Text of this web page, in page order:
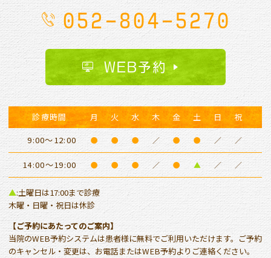
052-804-5270
WEB予約
診療時間 月 火 水 木 金 土 日
祝
9:00～12:00
● ● ● ／ ● ● ／ ／
14:00～19:00 ● ● ● ／ ● ▲ ／ ／
▲:土曜日は17:00まで診療
木曜・日曜・祝日は休診
【ご予約にあたってのご案内】
当院のWEB予約システムは患者様に無料でご利用いただけます。ご予約
のキャンセル・変更は、お電話またはWEB予約よりご連絡ください。